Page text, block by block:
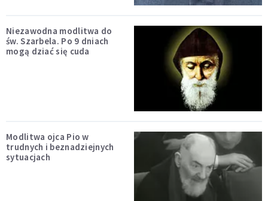
Niezawodna modlitwa do
św. Szarbela. Po 9 dniach
mogą dziać się cuda
Modlitwa ojca Pio w
trudnych i beznadziejnych
sytuacjach